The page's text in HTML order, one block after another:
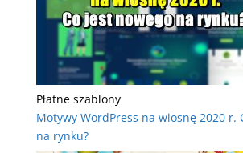
Płatne szablony
Motywy WordPress na wiosnę 2020 r.
na rynku?